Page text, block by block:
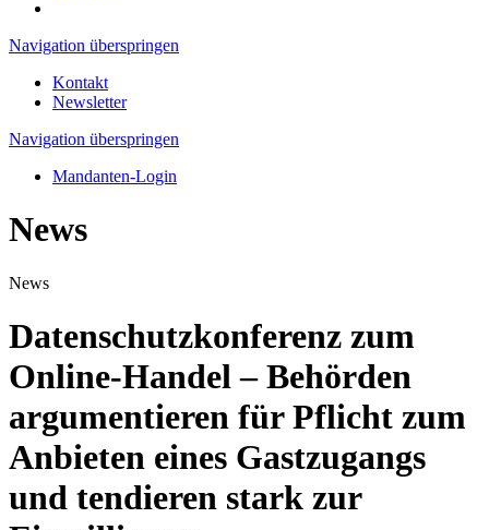
Navigation überspringen
Kontakt
Newsletter
Navigation überspringen
Mandanten-Login
News
News
Datenschutzkonferenz zum
Online-Handel – Behörden
argumentieren für Pflicht zum
Anbieten eines Gastzugangs
und tendieren stark zur